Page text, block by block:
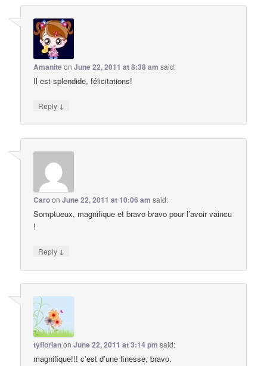
AmaniteonJune 22, 2011 at 8:38 am said:
Il est splendide, félicitations!
Reply ↓
CaroonJune 22, 2011 at 10:06 am said:
Somptueux, magnifique et bravo bravo pour l’avoir vaincu
!
Reply ↓
tyflorianonJune 22, 2011 at 3:14 pm said:
magnifique!!! c’est d’une finesse, bravo.